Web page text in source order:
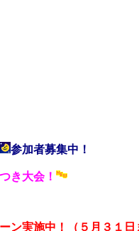
参加者募集中！
き大会！
ン実施中！（５月３１日